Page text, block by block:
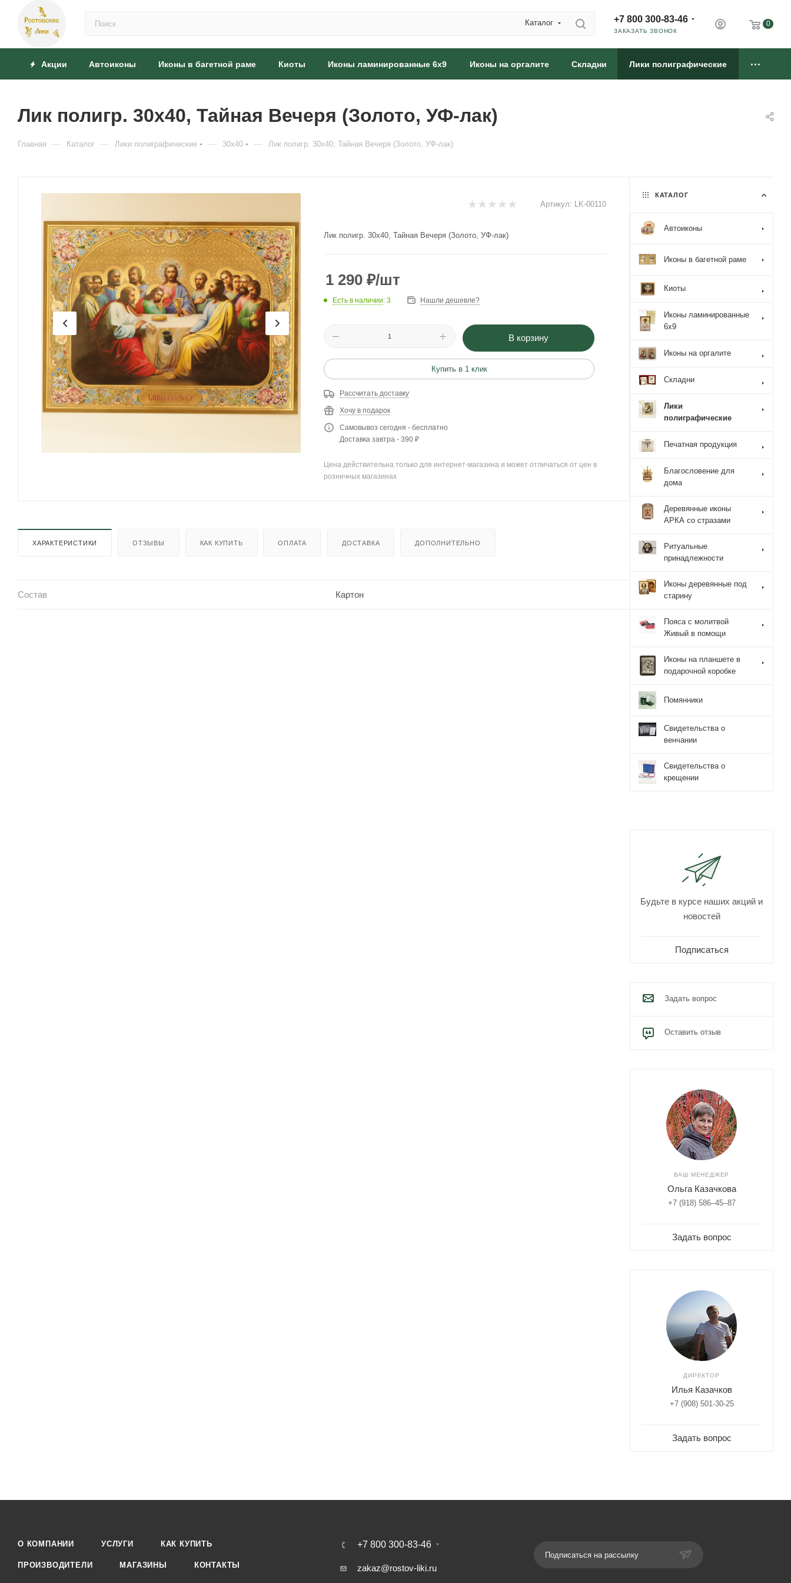
Каталог +7 800 300-83-46
ЗАКАЗАТЬ ЗВОНОК
0
Акции Автоиконы Иконы в багетной раме Киоты Иконы ламинированные 6x9 Иконы на оргалите Складни Лики полиграфические
Лик полигр. 30х40, Тайная Вечеря (Золото, УФ-лак)
Главная — Каталог — Лики полиграфические — 30x40 — Лик полигр. 30х40, Тайная Вечеря (Золото, УФ-лак)
Артикул: LK-00110
Лик полигр. 30х40, Тайная Вечеря (Золото, УФ-лак)
1 290 ₽/шт
Есть в наличии: 3 Нашли дешевле?
В корзину
Купить в 1 клик
Рассчитать доставку
Хочу в подарок
Самовывоз сегодня - бесплатно
Доставка завтра - 390 ₽
Цена действительна только для интернет-магазина и может отличаться от цен в
розничных магазинах
ХАРАКТЕРИСТИКИ ОТЗЫВЫ КАК КУПИТЬ ОПЛАТА ДОСТАВКА ДОПОЛНИТЕЛЬНО
Состав Картон
КАТАЛОГ
Автоиконы
Иконы в багетной раме
Киоты
Иконы ламинированные
6x9
Иконы на оргалите
Складни
Лики
полиграфические
Печатная продукция
Благословение для
дома
Деревянные иконы
АРКА со стразами
Ритуальные
принадлежности
Иконы деревянные под
старину
Пояса с молитвой
Живый в помощи
Иконы на планшете в
подарочной коробке
Помянники
Свидетельства о
венчании
Свидетельства о
крещении
Будьте в курсе наших акций и
новостей
Подписаться
Задать вопрос
Оставить отзыв
ВАШ МЕНЕДЖЕР
Ольга Казачкова
+7 (918) 586–45–87
Задать вопрос
ДИРЕКТОР
Илья Казачков
+7 (908) 501-30-25
Задать вопрос
О КОМПАНИИ УСЛУГИ КАК КУПИТЬ
ПРОИЗВОДИТЕЛИ МАГАЗИНЫ КОНТАКТЫ
+7 800 300-83-46
zakaz@rostov-liki.ru
Подписаться на рассылку